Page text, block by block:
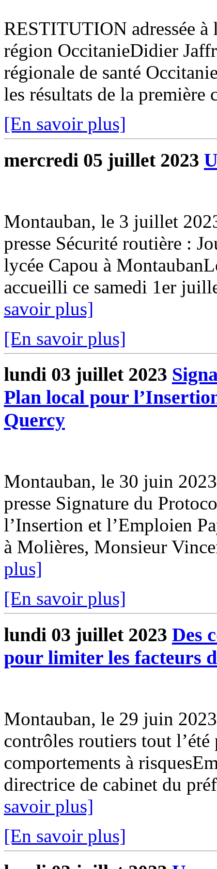
RESTITUTION adressée à
région OccitanieDidier
régionale de santé
les résultats de la première
[En savoir plus]
mercredi 05 juillet 2023
Montauban, le 3 juillet
presse Sécurité routière :
lycée Capou à
accueilli ce samedi 1er
savoir plus]
[En savoir plus]
lundi 03 juillet 2023
Plan local pour
Quercy
Montauban, le 30 juin
presse Signature du
l’Insertion et l’Emploien
à Molières, Monsieur
plus]
[En savoir plus]
lundi 03 juillet 2023 Des
pour limiter les facteurs
Montauban, le 29 juin
contrôles routiers tout
comportements à
directrice de cabinet du
savoir plus]
[En savoir plus]